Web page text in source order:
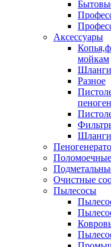
Аксессуары
мойкам
Шланги
Разное
Шланги
Очистные
Пылесосы